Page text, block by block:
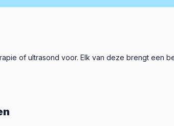
of ultrasond voor. Elk van deze brengt